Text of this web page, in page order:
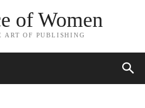
of Women
ART OF PUBLISHING